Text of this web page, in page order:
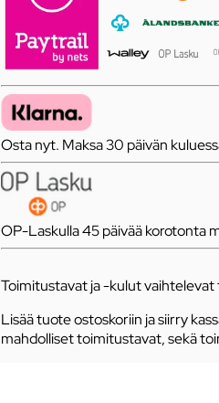
Osta nyt. Maksa 30 päivän
OP-Laskulla 45 päivää korotonta
Toimitustavat ja -kulut
Lisää tuote ostoskoriin ja siirry
mahdolliset toimitustavat, sekä